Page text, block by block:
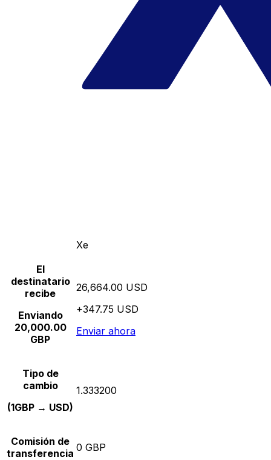
Xe
El
destinatario
recibe
Enviando
20,000.00
GBP
26,664.00 USD
+347.75 USD
Enviar ahora
Tipo de
cambio
(1GBP → USD)
1.333200
Comisión de
transferencia 0 GBP